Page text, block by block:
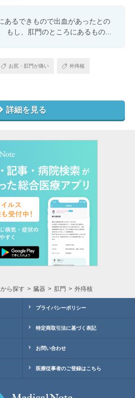
あるできもので出血があったとの
もし、肛門のところにあるもの...
お尻・肛門が痛い 外痔核
詳細を見る
ら探す 臓器 肛門 外痔核
プライバシーポリシー
特定商取引法に基づく表記
お問い合わせ
医療従事者のご登録はこちら